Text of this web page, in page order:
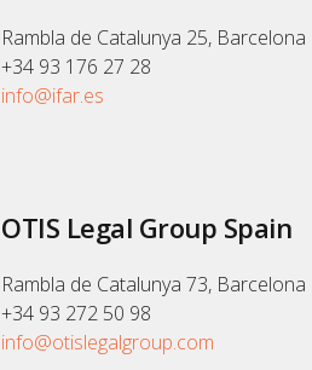
Rambla de Catalunya 25, Barcelona
+34 93 176 27 28
info@ifar.es
OTIS Legal Group Spain
Rambla de Catalunya 73, Barcelona
+34 93 272 50 98
info@otislegalgroup.com